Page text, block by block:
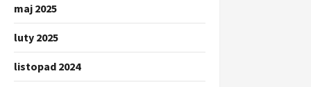
maj 2025
luty 2025
listopad 2024